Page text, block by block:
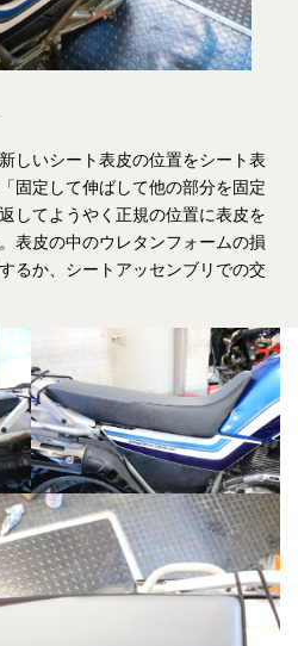
しいシート表皮の位置をシート表
固定して伸ばして他の部分を固定
してようやく正規の位置に表皮を
表皮の中のウレタンフォームの損
るか、シートアッセンブリでの交